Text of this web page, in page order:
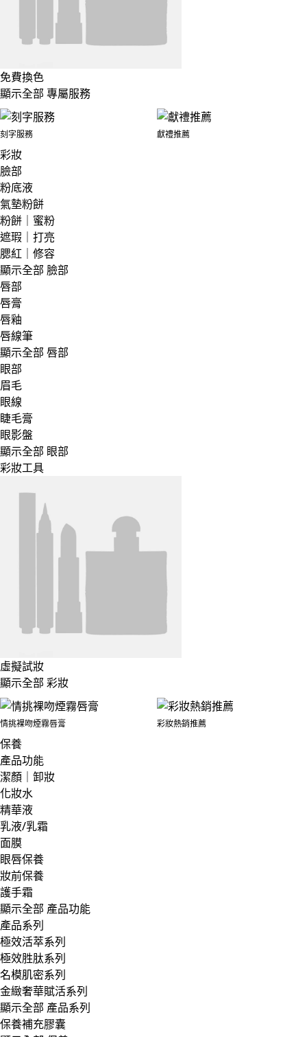
免費換色
顯示全部 專屬服務
刻字服務 獻禮推薦
彩妝
臉部
粉底液
氣墊粉餅
粉餅｜蜜粉
遮瑕｜打亮
腮紅｜修容
顯示全部 臉部
唇部
唇膏
唇釉
唇線筆
顯示全部 唇部
眼部
眉毛
眼線
睫毛膏
眼影盤
顯示全部 眼部
彩妝工具
虛擬試妝
顯示全部 彩妝
情挑裸吻煙霧唇膏 彩妝熱銷推薦
保養
產品功能
潔顏｜卸妝
化妝水
精華液
乳液/乳霜
面膜
眼唇保養
妝前保養
護手霜
顯示全部 產品功能
產品系列
極效活萃系列
極效胜肽系列
名模肌密系列
金緻奢華賦活系列
顯示全部 產品系列
保養補充膠囊